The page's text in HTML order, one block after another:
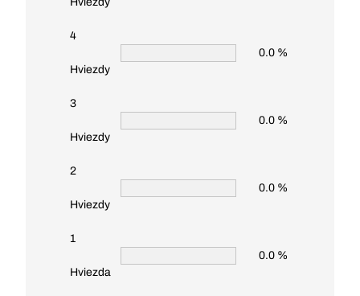
4
Hviezdy
0.0 %
3
Hviezdy
0.0 %
2
Hviezdy
0.0 %
1
Hviezda
0.0 %